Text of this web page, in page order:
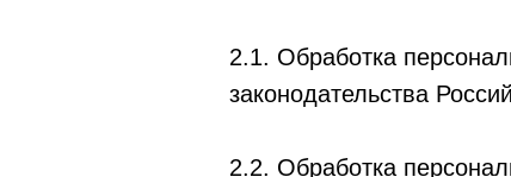
2.1. Обработка
законодательства
2.2. Обработка